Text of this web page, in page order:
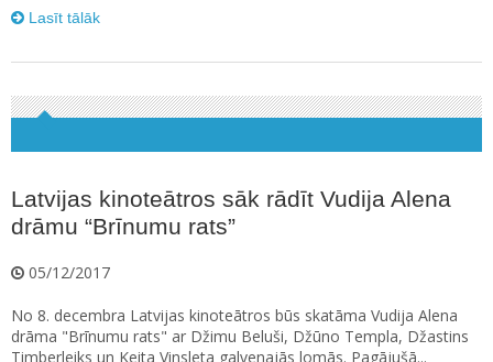
Lasīt tālāk
Latvijas kinoteātros sāk rādīt Vudija Alena
drāmu “Brīnumu rats”
05/12/2017
No 8. decembra Latvijas kinoteātros būs skatāma Vudija Alena
drāma "Brīnumu rats" ar Džimu Beluši, Džūno Templa, Džastins
Timberleiks un Keita Vinsleta galvenajās lomās. Pagājušā...